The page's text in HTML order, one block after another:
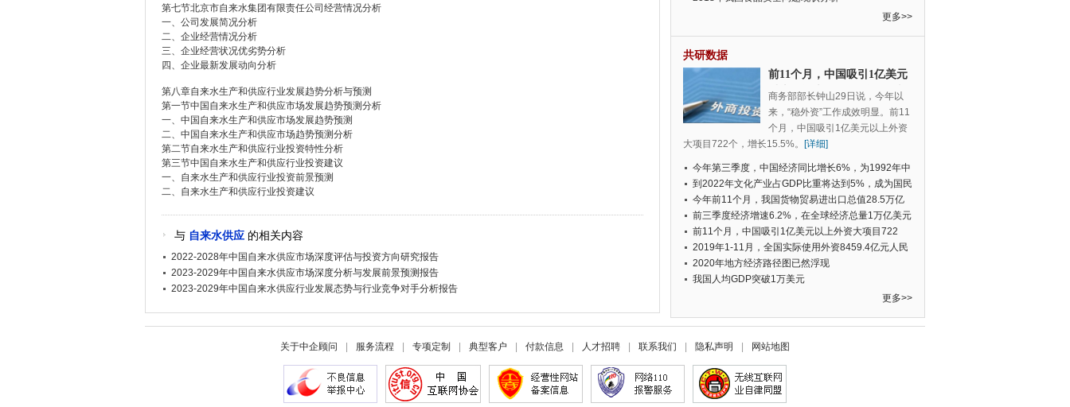
第七节北京市自来水集团有限责任公司经营情况分析
一、公司发展简况分析
二、企业经营情况分析
三、企业经营状况优劣势分析
四、企业最新发展动向分析
第八章自来水生产和供应行业发展趋势分析与预测
第一节中国自来水生产和供应市场发展趋势预测分析
一、中国自来水生产和供应市场发展趋势预测
二、中国自来水生产和供应市场趋势预测分析
第二节自来水生产和供应行业投资特性分析
第三节中国自来水生产和供应行业投资建议
一、自来水生产和供应行业投资前景预测
二、自来水生产和供应行业投资建议
与 自来水供应 的相关内容
2022-2028年中国自来水供应市场深度评估与投资方向研究报告
2023-2029年中国自来水供应市场深度分析与发展前景预测报告
2023-2029年中国自来水供应行业发展态势与行业竞争对手分析报告
更多>>
共研数据
前11个月，中国吸引1亿美元
以上外资大项目722个，增长
15.5%
商务部部长钟山29日说，今年以
来，“稳外资”工作成效明显。前11
个月，中国吸引1亿美元以上外资
大项目722个，增长15.5%。 [详细]
今年第三季度，中国经济同比增长6%，为1992年中
国有季度数据以来的新低
到2022年文化产业占GDP比重将达到5%，成为国民
经济支柱产业
今年前11个月，我国货物贸易进出口总值28.5万亿
元人民币，比去年同期增长2.4%
前三季度经济增速6.2%，在全球经济总量1万亿美元
以上的经济体中增速最快
前11个月，中国吸引1亿美元以上外资大项目722
个，增长15.5%
2019年1-11月，全国实际使用外资8459.4亿元人民
币，同比增长6.0%
2020年地方经济路径图已然浮现
我国人均GDP突破1万美元
更多>>
关于中企顾问 服务流程 专项定制 典型客户 付款信息 人才招聘 联系我们 隐私声明 网站地图